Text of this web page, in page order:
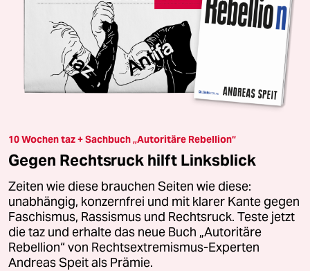
10 Wochen taz + Sachbuch „Autoritäre Rebellion“
Gegen Rechtsruck hilft Linksblick
Zeiten wie diese brauchen Seiten wie diese:
unabhängig, konzernfrei und mit klarer Kante gegen
Faschismus, Rassismus und Rechtsruck. Teste jetzt
die taz und erhalte das neue Buch „Autoritäre
Rebellion“ von Rechtsextremismus-Experten
Andreas Speit als Prämie.